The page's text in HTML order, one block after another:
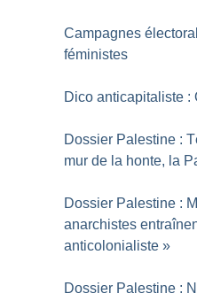
Campagnes
féministes
Dico anticapitaliste :
Dossier Palestine :
mur de la honte, la
Dossier Palestine :
anarchistes
anticolonialiste »
Dossier Palestine :